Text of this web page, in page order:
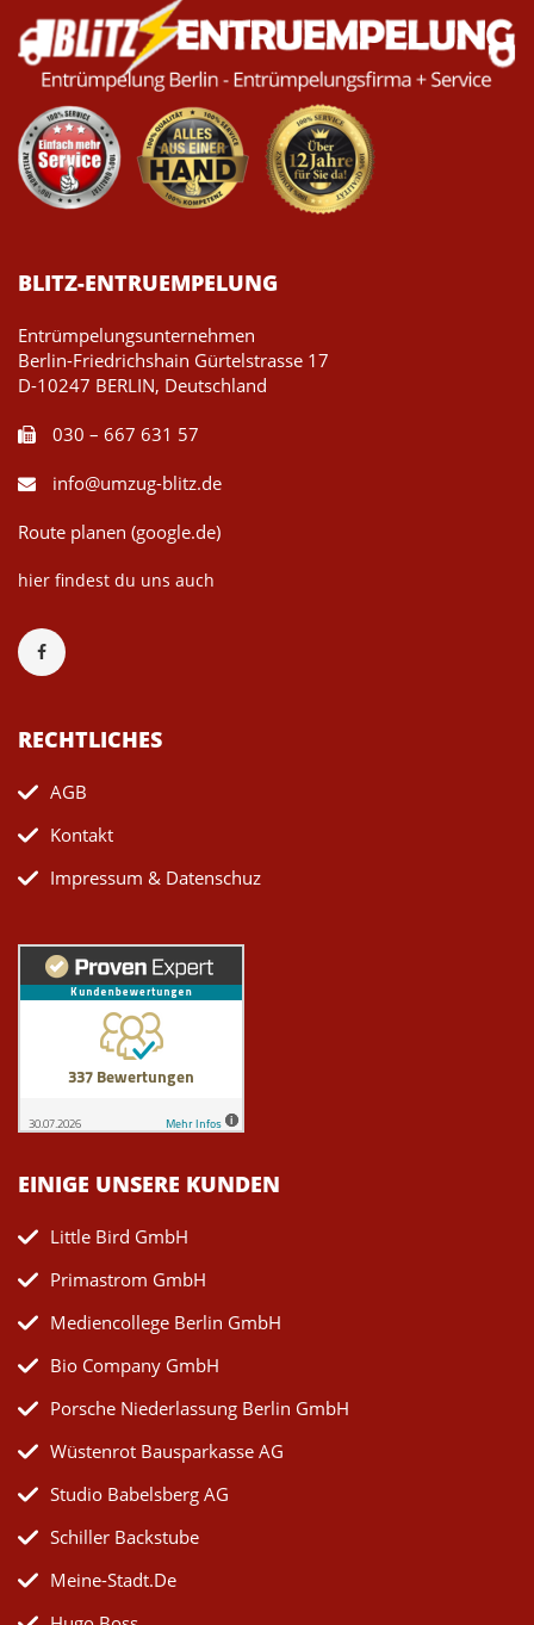
BLITZ-ENTRUEMPELUNG
Entrümpelungsunternehmen
Berlin-Friedrichshain Gürtelstrasse 17
D-10247 BERLIN, Deutschland
030 – 667 631 57
info@umzug-blitz.de
Route planen (google.de)
hier findest du uns auch
RECHTLICHES
AGB
Kontakt
Impressum & Datenschuz
EINIGE UNSERE KUNDEN
Little Bird GmbH
Primastrom GmbH
Mediencollege Berlin GmbH
Bio Company GmbH
Porsche Niederlassung Berlin GmbH
Wüstenrot Bausparkasse AG
Studio Babelsberg AG
Schiller Backstube
Meine-Stadt.de